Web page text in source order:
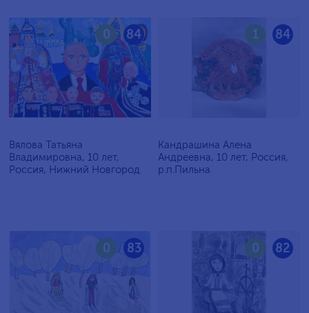
84
0
Вялова Татьяна
Владимировна, 10 лет,
Россия, Нижний Новгород
84
1
Кандрашина Алена
Андреевна, 10 лет, Россия,
р.п.Пильна
83
0 82
0